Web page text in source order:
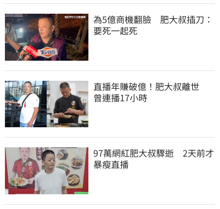
為5億商機翻臉　肥大叔插刀：
要死一起死
直播年賺破億！肥大叔離世
曾連播17小時
97萬網紅肥大叔驟逝　2天前才
暴瘦直播